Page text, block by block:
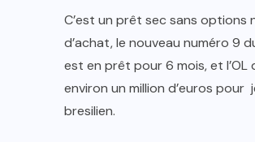
C’est un prêt sec sans options
d’achat, le nouveau numéro 9
est en prêt pour 6 mois, et l’OL
environ un million d’euros
bresilien.